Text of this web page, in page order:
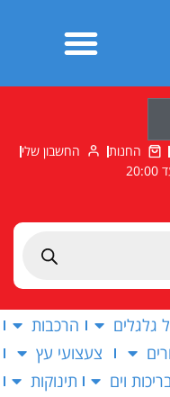
החנות
החשבון שלי
גלגלים
הרכבות
צעצועי עץ
וים
תינוקות